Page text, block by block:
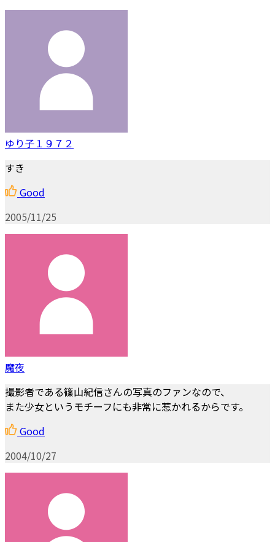
ゆり子１９７２
すき
Good
2005/11/25
魔夜
撮影者である篠山紀信さんの写真のファンなので、
また少女というモチーフにも非常に惹かれるからです。
Good
2004/10/27